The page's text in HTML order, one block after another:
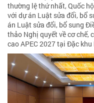
thường lệ thứ nhất, Quốc
với dự án Luật sửa đổi, bổ
án Luật sửa đổi, bổ sung
thảo Nghị quyết về cơ chế,
cao APEC 2027 tại Đặc